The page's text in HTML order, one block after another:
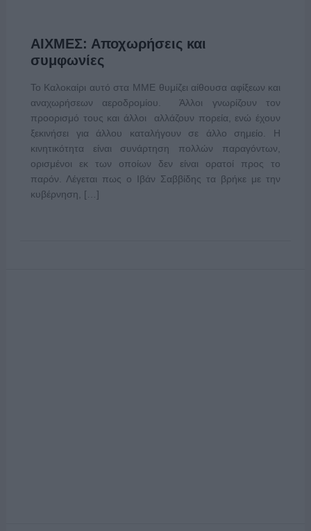
ΑΙΧΜΕΣ: Αποχωρήσεις και
συμφωνίες
Το Καλοκαίρι αυτό στα ΜΜΕ θυμίζει αίθουσα αφίξεων και
αναχωρήσεων αεροδρομίου. Άλλοι γνωρίζουν τον
προορισμό τους και άλλοι αλλάζουν πορεία, ενώ έχουν
ξεκινήσει για άλλου καταλήγουν σε άλλο σημείο. Η
κινητικότητα είναι συνάρτηση πολλών παραγόντων,
ορισμένοι εκ των οποίων δεν είναι ορατοί προς το
παρόν. Λέγεται πως ο Ιβάν Σαββίδης τα βρήκε με την
κυβέρνηση, […]